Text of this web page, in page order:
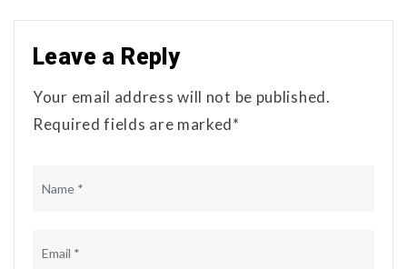
Leave a Reply
Your email address will not be published.
Required fields are marked*